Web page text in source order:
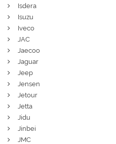
Isdera
Isuzu
Iveco
JAC
Jaecoo
Jaguar
Jeep
Jensen
Jetour
Jetta
Jidu
Jinbei
JMC